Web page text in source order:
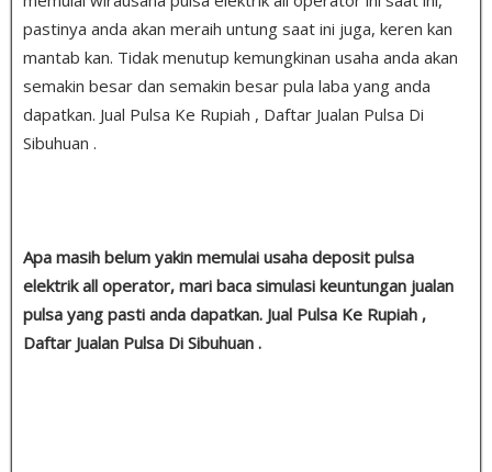
pastinya anda akan meraih untung saat ini juga, keren kan
mantab kan. Tidak menutup kemungkinan usaha anda akan
semakin besar dan semakin besar pula laba yang anda
dapatkan. Jual Pulsa Ke Rupiah , Daftar Jualan Pulsa Di
Sibuhuan .
Apa masih belum yakin memulai usaha deposit pulsa
elektrik all operator, mari baca simulasi keuntungan jualan
pulsa yang pasti anda dapatkan. Jual Pulsa Ke Rupiah ,
Daftar Jualan Pulsa Di Sibuhuan .